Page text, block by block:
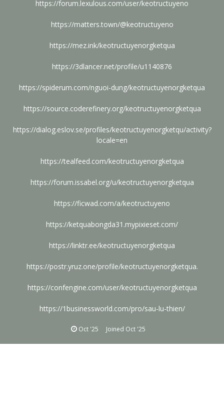
https://forum.lexulous.com/user/keotructuyeno
https://matters.town/@keotructuyeno
https://mez.ink/keotructuyenorgketqua
https://3dlancer.net/profile/u1140876
https://spiderum.com/nguoi-dung/keotructuyenorgketqua
https://source.coderefinery.org/keotructuyenorgketqua
https://dialog.eslov.se/profiles/keotructuyenorgketqu/activity?
locale=en
https://tealfeed.com/keotructuyenorgketqua
https://forum.issabel.org/u/keotructuyenorgketqua
https://ficwad.com/a/keotructuyeno
https://ketquabongda31.mypixieset.com/
https://linktr.ee/keotructuyenorgketqua
https://postr.yruz.one/profile/keotructuyenorgketqua.
https://confengine.com/user/keotructuyenorgketqua
https://1businessworld.com/pro/sau-lu-thien/
Oct '25 Joined Oct '25